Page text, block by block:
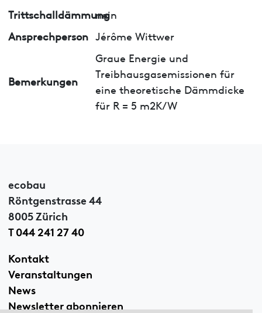
Trittschalldämmung
nein
Ansprechperson Jérôme Wittwer
Bemerkungen
Graue Energie und
Treibhausgasemissionen für
eine theoretische Dämmdicke
für R = 5 m2K/W
ecobau
Röntgenstrasse 44
8005 Zürich
T 044 241 27 40
Kontakt
Veranstaltungen
News
Newsletter abonnieren